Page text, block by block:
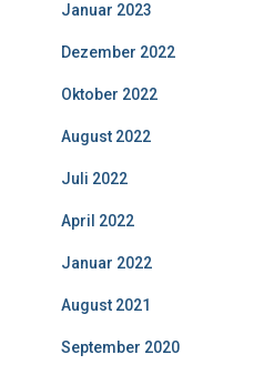
Januar 2023
Dezember 2022
Oktober 2022
August 2022
Juli 2022
April 2022
Januar 2022
August 2021
September 2020